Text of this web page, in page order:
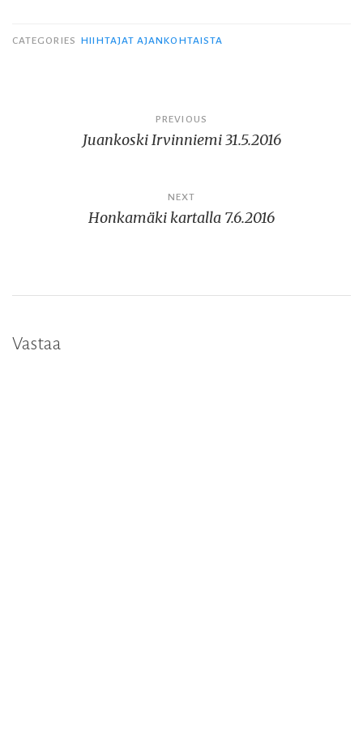
CATEGORIES HIIHTAJAT AJANKOHTAISTA
PREVIOUS
Juankoski Irvinniemi 31.5.2016
NEXT
Honkamäki kartalla 7.6.2016
Vastaa